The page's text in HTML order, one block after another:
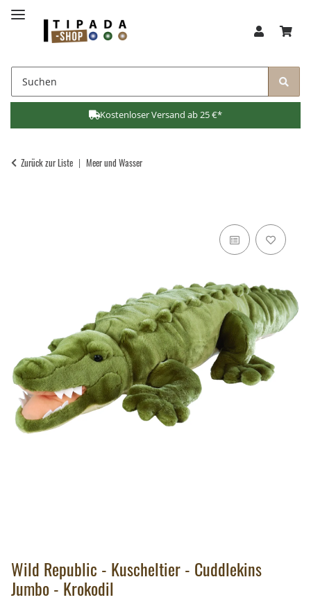
Kostenloser Versand ab 25 €*
Zurück zur Liste Meer und Wasser
Wild Republic - Kuscheltier - Cuddlekins
Jumbo - Krokodil